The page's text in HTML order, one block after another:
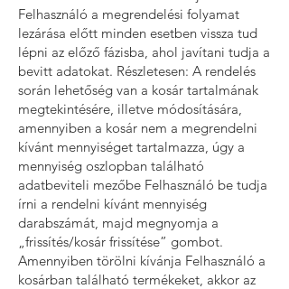
Felhasználó a megrendelési folyamat
lezárása előtt minden esetben vissza tud
lépni az előző fázisba, ahol javítani tudja a
bevitt adatokat. Részletesen: A rendelés
során lehetőség van a kosár tartalmának
megtekintésére, illetve módosítására,
amennyiben a kosár nem a megrendelni
kívánt mennyiséget tartalmazza, úgy a
mennyiség oszlopban található
adatbeviteli mezőbe Felhasználó be tudja
írni a rendelni kívánt mennyiség
darabszámát, majd megnyomja a
„frissítés/kosár frissítése” gombot.
Amennyiben törölni kívánja Felhasználó a
kosárban található termékeket, akkor az